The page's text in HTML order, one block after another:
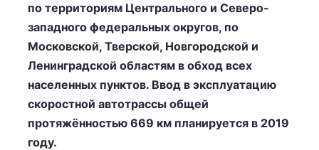
по территориям Центрального и Северо-
западного федеральных округов, по
Московской, Тверской, Новгородской и
Ленинградской областям в обход всех
населенных пунктов. Ввод в эксплуатацию
скоростной автотрассы общей
протяжённостью 669 км планируется в 2019
году.